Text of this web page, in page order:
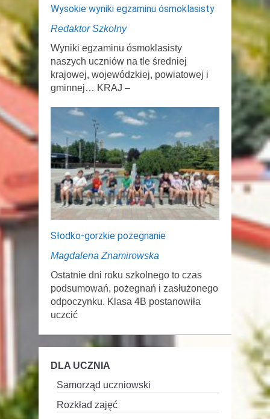
Wysokie wyniki egzaminu ósmoklasisty
Redaktor Szkolny
Wyniki egzaminu ósmoklasisty
naszych uczniów na tle średniej
krajowej, wojewódzkiej, powiatowej i
gminnej… KRAJ –
Słodko-gorzkie pożegnanie
Magdalena Znamirowska
Ostatnie dni roku szkolnego to czas
podsumowań, pożegnań i zasłużonego
odpoczynku. Klasa 4B postanowiła
uczcić
DLA UCZNIA
Samorząd uczniowski
Rozkład zajęć